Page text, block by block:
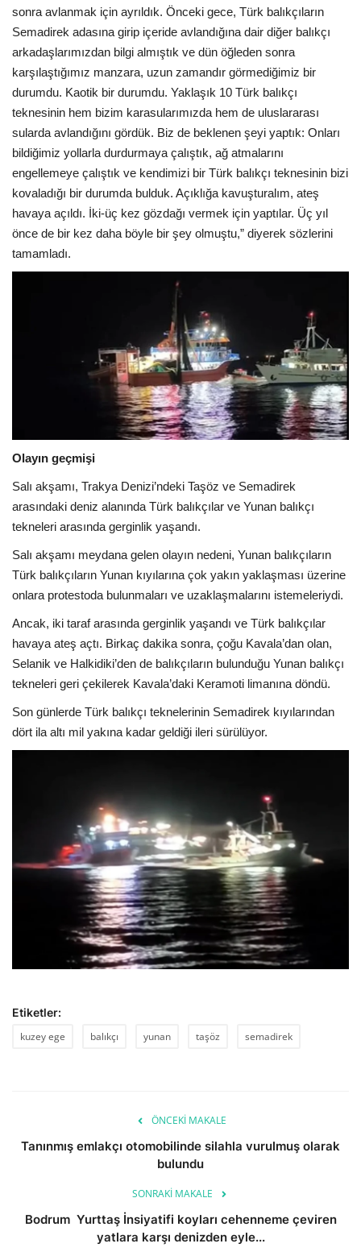
sonra avlanmak için ayrıldık. Önceki gece, Türk balıkçıların
Semadirek adasına girip içeride avlandığına dair diğer balıkçı
arkadaşlarımızdan bilgi almıştık ve dün öğleden sonra
karşılaştığımız manzara, uzun zamandır görmediğimiz bir
durumdu. Kaotik bir durumdu. Yaklaşık 10 Türk balıkçı
teknesinin hem bizim karasularımızda hem de uluslararası
sularda avlandığını gördük. Biz de beklenen şeyi yaptık: Onları
bildiğimiz yollarla durdurmaya çalıştık, ağ atmalarını
engellemeye çalıştık ve kendimizi bir Türk balıkçı teknesinin bizi
kovaladığı bir durumda bulduk. Açıklığa kavuşturalım, ateş
havaya açıldı. İki-üç kez gözdağı vermek için yaptılar. Üç yıl
önce de bir kez daha böyle bir şey olmuştu,” diyerek sözlerini
tamamladı.
Olayın geçmişi
Salı akşamı, Trakya Denizi’ndeki Taşöz ve Semadirek
arasındaki deniz alanında Türk balıkçılar ve Yunan balıkçı
tekneleri arasında gerginlik yaşandı.
Salı akşamı meydana gelen olayın nedeni, Yunan balıkçıların
Türk balıkçıların Yunan kıyılarına çok yakın yaklaşması üzerine
onlara protestoda bulunmaları ve uzaklaşmalarını istemeleriydi.
Ancak, iki taraf arasında gerginlik yaşandı ve Türk balıkçılar
havaya ateş açtı. Birkaç dakika sonra, çoğu Kavala’dan olan,
Selanik ve Halkidiki’den de balıkçıların bulunduğu Yunan balıkçı
tekneleri geri çekilerek Kavala’daki Keramoti limanına döndü.
Son günlerde Türk balıkçı teknelerinin Semadirek kıyılarından
dört ila altı mil yakına kadar geldiği ileri sürülüyor.
Etiketler:
kuzey ege
balıkçı yunan taşöz semadirek
ÖNCEKI MAKALE
Tanınmış emlakçı otomobilinde silahla vurulmuş olarak
bulundu
SONRAKI MAKALE
Bodrum Yurttaş İnsiyatifi koyları cehenneme çeviren
yatlara karşı denizden eyle...